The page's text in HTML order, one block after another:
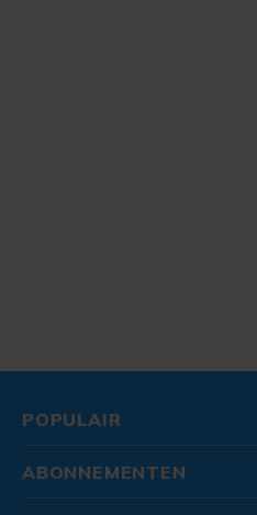
POPULAIR
ABONNEMENTEN